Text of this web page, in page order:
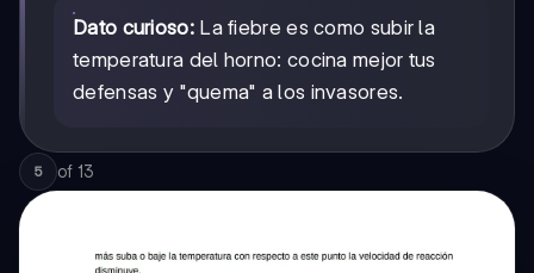
Dato curioso:La fiebre es como subir la
temperatura del horno: cocina mejor tus
defensas y "quema" a los invasores.
5 of 13